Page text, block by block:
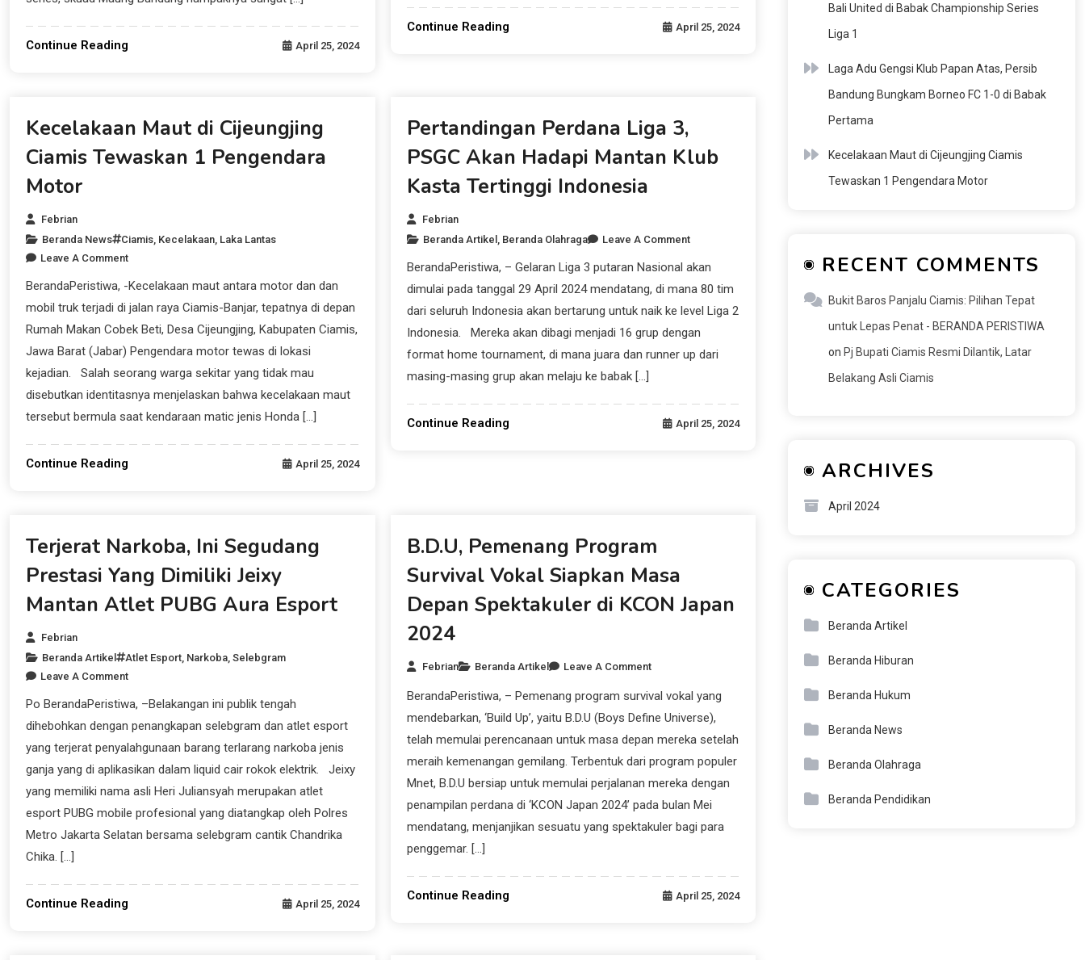
Continue Reading April 25, 2024
Continue Reading April 25, 2024
Kecelakaan Maut di Cijeungjing
Ciamis Tewaskan 1 Pengendara
Motor
Febrian
Beranda News
Ciamis, Kecelakaan, Laka Lantas
Leave A Comment
BerandaPeristiwa, -Kecelakaan maut antara motor dan dan
mobil truk terjadi di jalan raya Ciamis-Banjar, tepatnya di depan
Rumah Makan Cobek Beti, Desa Cijeungjing, Kabupaten Ciamis,
Jawa Barat (Jabar) Pengendara motor tewas di lokasi
kejadian. Salah seorang warga sekitar yang tidak mau
disebutkan identitasnya menjelaskan bahwa kecelakaan maut
tersebut bermula saat kendaraan matic jenis Honda […]
Continue Reading April 25, 2024
Pertandingan Perdana Liga 3,
PSGC Akan Hadapi Mantan Klub
Kasta Tertinggi Indonesia
Febrian
Beranda Artikel , Beranda Olahraga Leave A Comment
BerandaPeristiwa, – Gelaran Liga 3 putaran Nasional akan
dimulai pada tanggal 29 April 2024 mendatang, di mana 80 tim
dari seluruh Indonesia akan bertarung untuk naik ke level Liga 2
Indonesia. Mereka akan dibagi menjadi 16 grup dengan
format home tournament, di mana juara dan runner up dari
masing-masing grup akan melaju ke babak […]
Continue Reading April 25, 2024
Terjerat Narkoba, Ini Segudang
Prestasi Yang Dimiliki Jeixy
Mantan Atlet PUBG Aura Esport
Febrian
Beranda Artikel
Atlet Esport, Narkoba,Selebgram
Leave A Comment
Po BerandaPeristiwa, –Belakangan ini publik tengah
dihebohkan dengan penangkapan selebgram dan atlet esport
yang terjerat penyalahgunaan barang terlarang narkoba jenis
ganja yang di aplikasikan dalam liquid cair rokok elektrik. Jeixy
yang memiliki nama asli Heri Juliansyah merupakan atlet
esport PUBG mobile profesional yang diatangkap oleh Polres
Metro Jakarta Selatan bersama selebgram cantik Chandrika
Chika. […]
Continue Reading April 25, 2024
B.D.U, Pemenang Program
Survival Vokal Siapkan Masa
Depan Spektakuler di KCON Japan
2024
Febrian Beranda Artikel Leave A Comment
BerandaPeristiwa, – Pemenang program survival vokal yang
mendebarkan, ‘Build Up’, yaitu B.D.U (Boys Define Universe),
telah memulai perencanaan untuk masa depan mereka setelah
meraih kemenangan gemilang. Terbentuk dari program populer
Mnet, B.D.U bersiap untuk memulai perjalanan mereka dengan
penampilan perdana di ‘KCON Japan 2024’ pada bulan Mei
mendatang, menjanjikan sesuatu yang spektakuler bagi para
penggemar. […]
Continue Reading April 25, 2024
Bali United di Babak Championship Series
Liga 1
Laga Adu Gengsi Klub Papan Atas, Persib
Bandung Bungkam Borneo FC 1-0 di Babak
Pertama
Kecelakaan Maut di Cijeungjing Ciamis
Tewaskan 1 Pengendara Motor
RECENT COMMENTS
Bukit Baros Panjalu Ciamis: Pilihan Tepat
untuk Lepas Penat - BERANDA PERISTIWA
on Pj Bupati Ciamis Resmi Dilantik, Latar
Belakang Asli Ciamis
ARCHIVES
April 2024
CATEGORIES
Beranda Artikel
Beranda Hiburan
Beranda Hukum
Beranda News
Beranda Olahraga
Beranda Pendidikan